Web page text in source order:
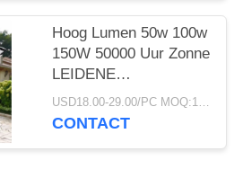
Hoog Lumen 50w 100w
150W 50000 Uur Zonne
LEIDENE
Straatlantaarn
USD18.00-29.00/PC MOQ:10pcs
CONTACT